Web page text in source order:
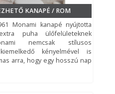
KANAPÉ / ROM
Monami kanapé nyújtotta
puha ülőfelületeknek
nemcsak stílusos
kényelmével is
arra, hogy egy hosszú nap